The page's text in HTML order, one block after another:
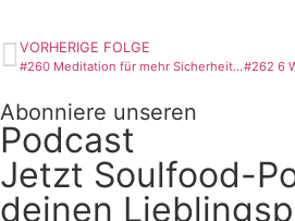
VORHERIGE FOLGE
#260 Meditation für mehr Sicherheit: Innere Anspannung im Nervensystem sanft lösen
Abonniere unseren
Podcast
Jetzt Soulfood-
deinen